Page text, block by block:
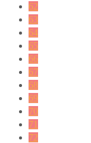
62
63
64
65
66
67
68
69
70
71
72